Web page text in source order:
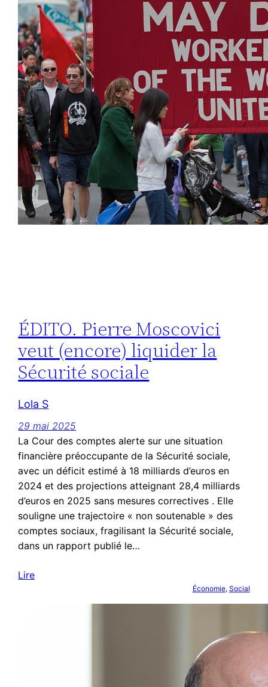
ÉDITO. Pierre Moscovici
veut (encore) liquider la
Sécurité sociale
Lola S
29 mai 2025
La Cour des comptes alerte sur une situation
financière préoccupante de la Sécurité sociale,
avec un déficit estimé à 18 milliards d’euros en
2024 et des projections atteignant 28,4 milliards
d’euros en 2025 sans mesures correctives . Elle
souligne une trajectoire « non soutenable » des
comptes sociaux, fragilisant la Sécurité sociale,
dans un rapport publié le…
Lire
Économie, Social